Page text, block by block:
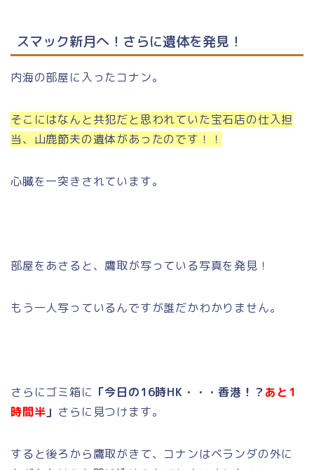
スマック新月へ！さらに遺体を発見！
内海の部屋に入ったコナン。
そこにはなんと共犯だと思われていた宝石店の仕入担
当、山鹿節夫の遺体があったのです！！
心臓を一突きされています。
部屋をあさると、鷹取が写っている写真を発見！
もう一人写っているんですが誰だかわかりません。
さらにゴミ箱に 「今日の16時HK・・・香港！？あと1
時間半 」 さらに見つけます。
すると後ろから鷹取がきて、コナンはベランダの外に